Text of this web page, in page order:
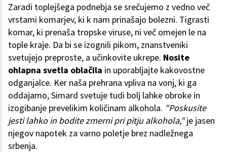
Zaradi toplejšega podnebja se srečujemo z vedno več
vrstami komarjev, ki k nam prinašajo bolezni. Tigrasti
komar, ki prenaša tropske viruse, ni več omejen le na
tople kraje. Da bi se izognili pikom, znanstveniki
svetujejo preproste, a učinkovite ukrepe. Nosite
ohlapna svetla oblačila in uporabljajte kakovostne
odganjalce. Ker naša prehrana vpliva na vonj, ki ga
oddajamo, Simard svetuje tudi bolj lahke obroke in
izogibanje prevelikim količinam alkohola. "Poskusite
jesti lahko in bodite zmerni pri pitju alkohola,"je jasen
njegov napotek za varno poletje brez nadležnega
srbenja.